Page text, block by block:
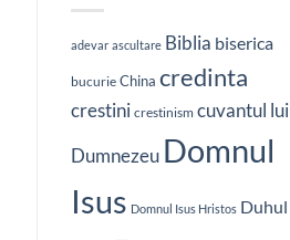
pe
avea
loc
în
orașului
adevar ascultare Biblia biserica
bucurie China credinta
crestini crestinism cuvantul lui
Dumnezeu Domnul
Isus Domnul Isus Hristos Duhul